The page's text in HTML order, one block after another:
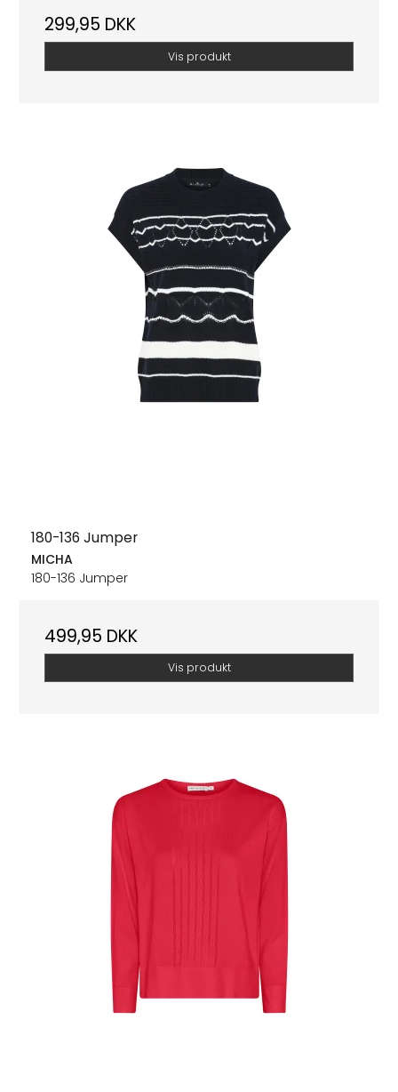
299,95 DKK
Vis produkt
180-136 Jumper
MICHA
180-136 Jumper
499,95 DKK
Vis produkt